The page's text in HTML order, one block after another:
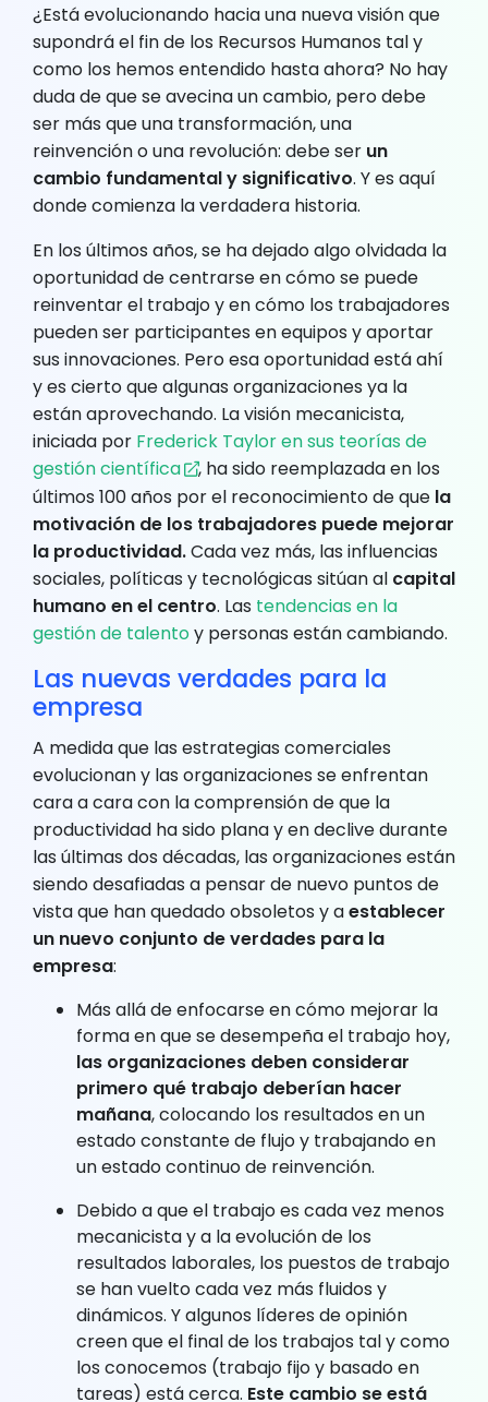
¿Está evolucionando hacia una nueva visión que
supondrá el fin de los Recursos Humanos tal y
como los hemos entendido hasta ahora? No hay
duda de que se avecina un cambio, pero debe
ser más que una transformación, una
reinvención o una revolución: debe ser un
cambio fundamental y significativo. Y es aquí
donde comienza la verdadera historia.
En los últimos años, se ha dejado algo olvidada la
oportunidad de centrarse en cómo se puede
reinventar el trabajo y en cómo los trabajadores
pueden ser participantes en equipos y aportar
sus innovaciones. Pero esa oportunidad está ahí
y es cierto que algunas organizaciones ya la
están aprovechando. La visión mecanicista,
iniciada por Frederick Taylor en sus teorías de
gestión científica
, ha sido reemplazada en los
últimos 100 años por el reconocimiento de que la
motivación de los trabajadores puede mejorar
la productividad.Cada vez más, las influencias
sociales, políticas y tecnológicas sitúan al capital
humano en el centro. Las tendencias en la
gestión de talentoy personas están cambiando.
Las nuevas verdades para la
empresa
A medida que las estrategias comerciales
evolucionan y las organizaciones se enfrentan
cara a cara con la comprensión de que la
productividad ha sido plana y en declive durante
las últimas dos décadas, las organizaciones están
siendo desafiadas a pensar de nuevo puntos de
vista que han quedado obsoletos y aestablecer
un nuevo conjunto de verdades para la
empresa:
Más allá de enfocarse en cómo mejorar la
forma en que se desempeña el trabajo hoy,
las organizaciones deben considerar
primero qué trabajo deberían hacer
mañana, colocando los resultados en un
estado constante de flujo y trabajando en
un estado continuo de reinvención.
Debido a que el trabajo es cada vez menos
mecanicista y a la evolución de los
resultados laborales, los puestos de trabajo
se han vuelto cada vez más fluidos y
dinámicos. Y algunos líderes de opinión
creen que el final de los trabajos tal y como
los conocemos (trabajo fijo y basado en
tareas) está cerca. Este cambio se está